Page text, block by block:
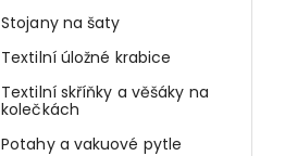
Stojany na šaty
Textilní úložné krabice
Textilní skříňky a věšáky na
kolečkách
Potahy a vakuové pytle